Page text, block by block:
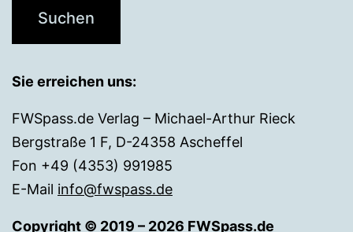
Sie erreichen uns:
FWSpass.de Verlag – Michael-Arthur Rieck
Bergstraße 1 F, D-24358 Ascheffel
Fon +49 (4353) 991985
E-Mail info@fwspass.de
Copyright © 2019 – 2026 FWSpass.de